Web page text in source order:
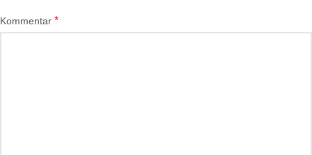
Kommentar *